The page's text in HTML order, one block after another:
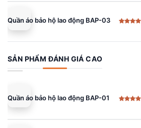
Quần áo bảo hộ lao động BAP-03
hạng
Giá
là:
256.500 ₫.
Giá
tại
là:
195.000 ₫.
SẢN PHẨM ĐÁNH GIÁ CAO
Quần áo bảo hộ lao động BAP-01
5 sao
Giá
gốc
là:
Giá
hiện
tại